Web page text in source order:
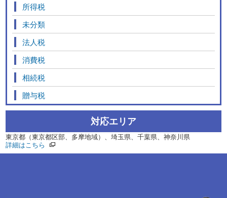
所得税
未分類
法人税
消費税
相続税
贈与税
対応エリア
東京都（東京都区部、多摩地域）、埼玉県、千葉県、神奈川県
詳細はこちら